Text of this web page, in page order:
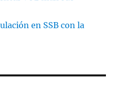
en SSB con la